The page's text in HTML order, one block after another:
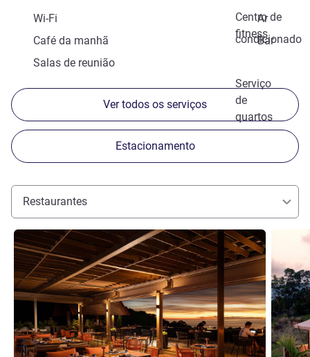
Centro de
fitness
Wi-Fi
Ar
condicionado
Café da manhã
Bar
Salas de reunião
Serviço
de
quartos
Ver todos os serviços
Estacionamento
Restaurantes
Ver detalhes Ver